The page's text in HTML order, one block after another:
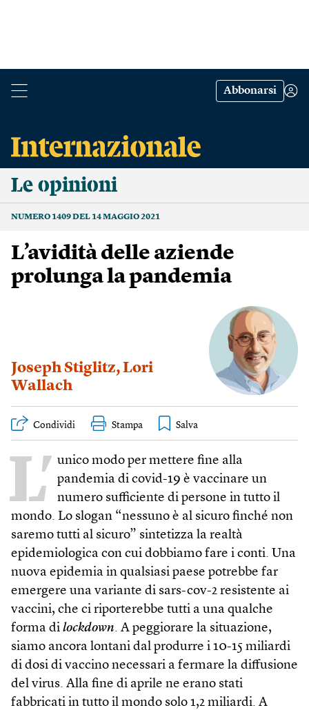
Abbonarsi
Le opinioni
NUMERO 1409 DEL 14 MAGGIO 2021
L’avidità delle aziende
prolunga la pandemia
Joseph Stiglitz,Lori
Wallach
Condividi Stampa
L’ unico modo per mettere fine alla
pandemia di covid-19 è vaccinare un
numero sufficiente di persone in tutto il
mondo. Lo slogan “nessuno è al sicuro finché non
saremo tutti al sicuro” sintetizza la realtà
epidemiologica con cui dobbiamo fare i conti. Una
nuova epidemia in qualsiasi paese potrebbe far
emergere una variante di sars-cov-2 resistente ai
vaccini, che ci riporterebbe tutti a una qualche
forma di lockdown. A peggiorare la situazione,
siamo ancora lontani dal produrre i 10-15 miliardi
di dosi di vaccino necessari a fermare la diffusione
del virus. Alla fine di aprile ne erano stati
fabbricati in tutto il mondo solo 1,2 miliardi. A